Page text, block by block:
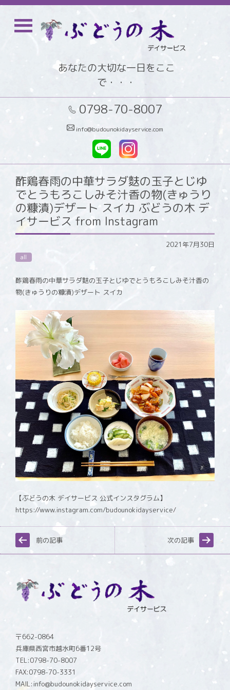
あなたの大切な一日をここ
で・・・
0798-70-8007
info@budounokidayservice.com
酢鶏春雨の中華サラダ麩の玉子とじゆ
でとうもろこしみそ汁香の物(きゅうり
の糠漬)デザート スイカ ぶどうの木 デ
イサービス from Instagram
2021年7月30日
all
酢鶏春雨の中華サラダ麩の玉子とじゆでとうもろこしみそ汁香の
物(きゅうりの糠漬)デザート スイカ
【ぶどうの木 デイサービス 公式インスタグラム】
https://www.instagram.com/budounokidayservice/
前の記事 次の記事
〒662-0864
兵庫県西宮市越水町6番12号
TEL:0798-70-8007
FAX:0798-70-3331
MAIL:info@budounokidayservice.com